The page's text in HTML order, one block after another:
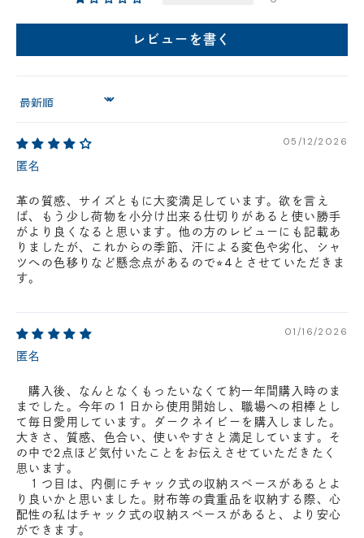
新製品については販売開始日より取扱いとなります。
在庫状況について
※在庫ありの表示の際にも売り切れや他のお客様の取り置きの場合がご
※在庫状況は随時変動しているため、ご来店時に売り切れの場合がござ
います。
最新の在庫状況については、ご利用店舗に直接お問い
レビューを書く
Sort by
05/12/2026
匿名
革の質感、サイズともに大変満足しています。欲を言え
ば、もう少し荷物を小分け出来る仕切りがあると使い勝手
がより良くなると思います。他の方のレビューにも記載あ
りましたが、これからの季節、汗による変色や劣化、シャ
ツへの色移りなど懸念点があるので⭐︎4とさせていただきま
す。
01/16/2026
匿名
購入後、なんとなくもったいなくて約一年間購入時のま
までした。今年の１日から使用開始し、職場への相棒とし
て毎日愛用しています。ダークネイビーを購入しました。
大きさ、質感、色合い、使いやすさと満足しています。そ
の中で2点ほど気付いたことをお伝えさせていただきたく
思います。
１つ目は、内側にチャック式の収納スペースがあるとよ
り良いかと思いました。財布等の貴重品を収納する際、心
配性の私はチャック式の収納スペースがあると、より安心
ができます。